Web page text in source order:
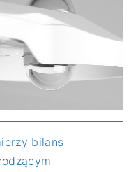
bilans